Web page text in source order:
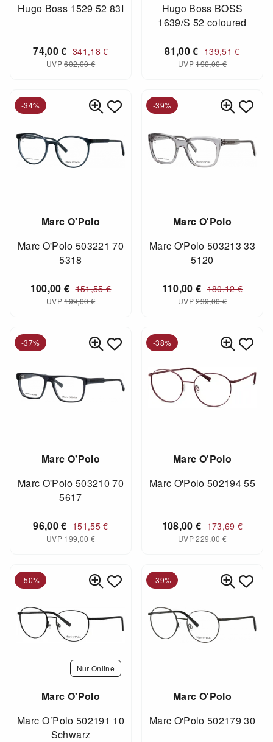
Hugo Boss 1529 52 83I
74,00€ 341,18€
UVP602,00€
Hugo Boss BOSS
1639/S 52 coloured
81,00€ 139,51€
UVP190,00€
Marc O'Polo
Marc O'Polo 503221 70
5318
100,00€ 151,55€
UVP199,00€
-34%
Marc O'Polo
Marc O'Polo 503213 33
5120
110,00€ 180,12€
UVP239,00€
-39%
Marc O'Polo
Marc O'Polo 503210 70
5617
96,00€ 151,55€
UVP199,00€
-37%
Marc O'Polo
Marc O'Polo 502194 55
108,00€ 173,69€
UVP229,00€
-38%
Nur Online
Marc O'Polo
Marc O´Polo 502191 10
Schwarz
-50%
Marc O'Polo
Marc O'Polo 502179 30
-39%